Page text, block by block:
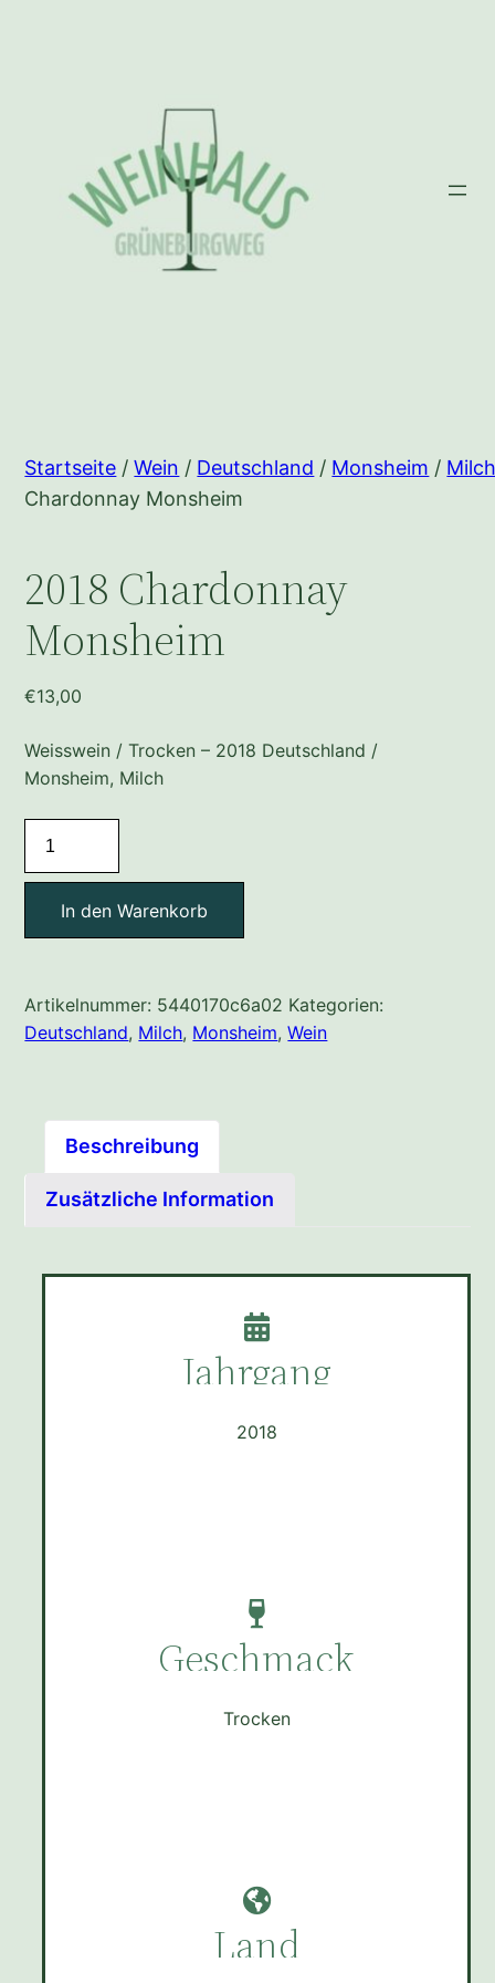
Startseite /Wein / Deutschland / Monsheim /
Chardonnay Monsheim
2018 Chardonnay
Monsheim
€13,00
Weisswein / Trocken – 2018 Deutschland /
Monsheim, Milch
Chardonnay
Monsheim
MengeIn den Warenkorb
Artikelnummer: 5440170c6a02 Kategorien:
Deutschland, Milch, Monsheim,Wein
Beschreibung
Zusätzliche Information
Jahrgang
2018
Geschmack
Trocken
Land